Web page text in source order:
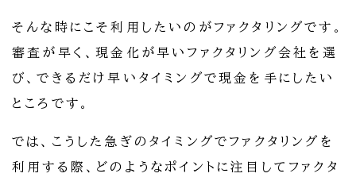
そんな時にこそ利用したいのがファクタリングです。
審査が早く、現金化が早いファクタリング会社を選
び、できるだけ早いタイミングで現金を手にしたい
ところです。
では、こうした急ぎのタイミングでファクタリングを
利用する際、どのようなポイントに注目してファクタ